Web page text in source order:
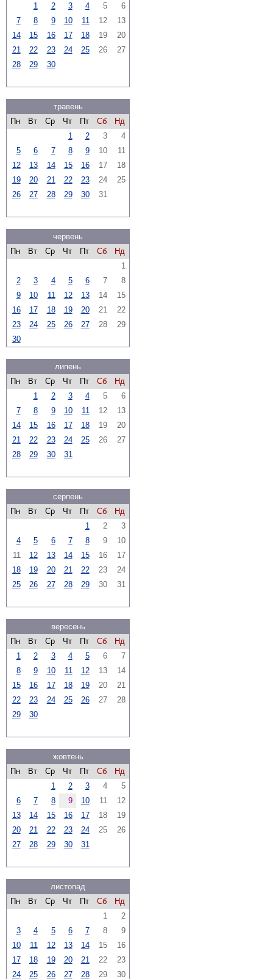
1
2 3 4 5
6
7
8 9 10 11 12
13
14
15 16 17 18 19
20
21
22 23 24 25 26
27
28
29 30
травень
Пн
Вт Ср Чт Пт Сб
Нд
1
2 3
4
5
6 7 8 9 10
11
12
13 14 15 16 17
18
19
20 21 22 23 24
25
26
27 28 29 30 31
червень
Пн
Вт Ср Чт Пт Сб
Нд
1
2
3 4 5 6 7
8
9
10 11 12 13 14
15
16
17 18 19 20 21
22
23
24 25 26 27 28
29
30
липень
Пн
Вт Ср Чт Пт Сб
Нд
1
2 3 4 5
6
7
8 9 10 11 12
13
14
15 16 17 18 19
20
21
22 23 24 25 26
27
28
29 30 31
серпень
Пн
Вт Ср Чт Пт Сб
Нд
1
2
3
4
5 6 7 8 9
10
11
12 13 14 15 16
17
18
19 20 21 22 23
24
25
26 27 28 29 30 31
вересень
Пн
Вт Ср Чт Пт Сб
Нд
1
2 3 4 5 6
7
8
9 10 11 12 13
14
15
16 17 18 19 20
21
22
23 24 25 26 27
28
29
30
жовтень
Пн
Вт Ср Чт Пт Сб
Нд
1
2 3 4
5
6
7 8 9 10 11
12
13
14 15 16 17 18
19
20
21 22 23 24 25
26
27
28 29 30 31
листопад
Пн
Вт Ср Чт Пт Сб
Нд
1
2
3
4 5 6 7 8
9
10
11 12 13 14 15
16
17
18 19 20 21 22
23
24
25 26 27 28 29 30